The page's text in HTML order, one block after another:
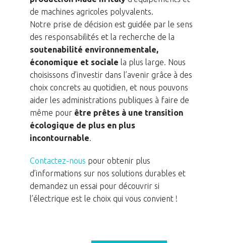
de machines agricoles polyvalents.
Notre prise de décision est guidée par le sens
des responsabilités et la recherche de la
soutenabilité environnementale,
économique et sociale la plus large. Nous
choisissons d’investir dans l’avenir grâce à des
choix concrets au quotidien, et nous pouvons
aider les administrations publiques à faire de
même pour être prêtes à une transition
écologique de plus en plus
incontournable.
Contactez-nous pour obtenir plus
d’informations sur nos solutions durables et
demandez un essai pour découvrir si
l’électrique est le choix qui vous convient !